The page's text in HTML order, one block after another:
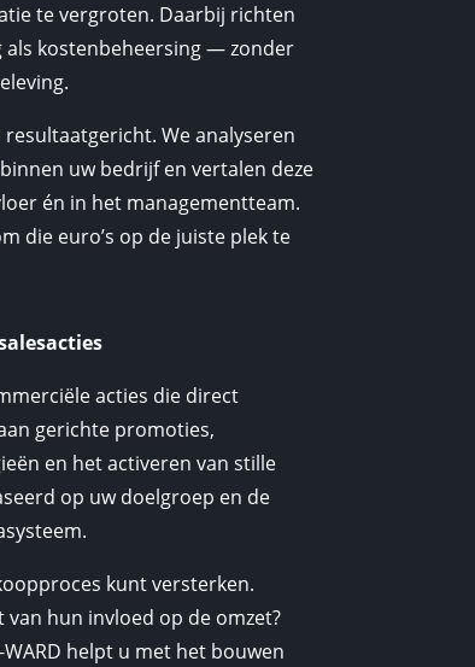
te vergroten. Daarbij richten
als kostenbeheersing — zonder
We analyseren
uw bedrijf en vertalen deze
én in het managementteam.
die euro’s op de juiste plek te
acties die direct
gerichte promoties,
en het activeren van stille
op uw doelgroep en de
kunt versterken.
hun invloed op de omzet?
WARD helpt u met het bouwen